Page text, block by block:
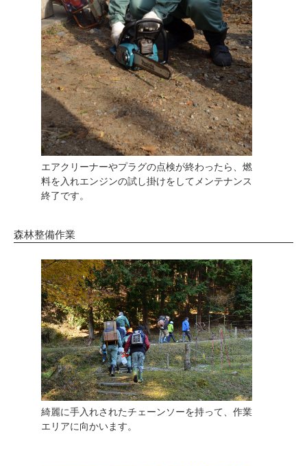
エアクリーナーやプラグの点検が終わったら、燃
料を入れエンジンの試し掛けをしてメンテナンス
終了です。
森林整備作業
綺麗に手入れされたチェーンソーを持って、作業
エリアに向かいます。